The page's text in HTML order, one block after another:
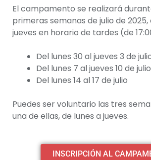
El campamento se realizará
primeras semanas de julio de 2025,
jueves en horario de tardes (de
Del lunes 30 al jueves 3 de
Del lunes 7 al jueves 10 de julio
Del lunes 14 al 17 de julio
Puedes ser voluntario las tres
una de ellas, de lunes a jueves.
INSCRIPCIÓN AL